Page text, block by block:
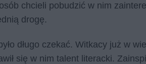
chcieli pobudzić w nim
drogę.
długo czekać. Witkacy już w
się w nim talent literacki.